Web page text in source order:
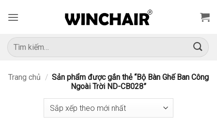
qua
dung
Tìm
kiếm:
Trang chủ / Sản phẩm được gắn thẻ “Bộ Bàn Ghế Ban Công
Ngoài Trời ND-CB028”